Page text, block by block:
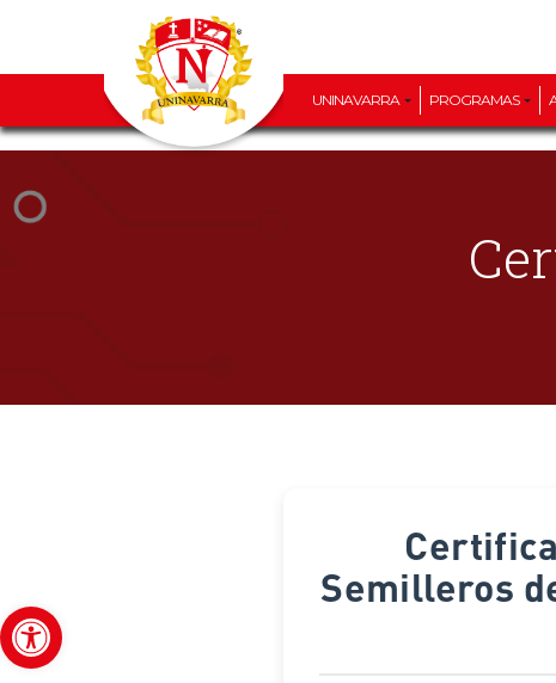
Abrir barra de herramientas
UNINAVARRA PROGRAMAS
Certificados - V Encuentro Interinstitucional de
Semilleros